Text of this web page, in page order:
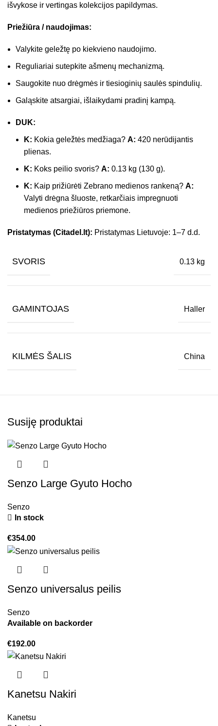
išvykose ir vertingas kolekcijos papildymas.
Priežiūra / naudojimas:
Valykite geležtę po kiekvieno naudojimo.
Reguliariai sutepkite ašmenų mechanizmą.
Saugokite nuo drėgmės ir tiesioginių saulės spindulių.
Galąskite atsargiai, išlaikydami pradinį kampą.
DUK:
K: Kokia geležtės medžiaga? A: 420 nerūdijantis
plienas.
K: Koks peilio svoris? A: 0.13 kg (130 g).
K: Kaip prižiūrėti Zebrano medienos rankeną? A:
Valyti drėgna šluoste, retkarčiais impregnuoti
medienos priežiūros priemone.
Pristatymas (Citadel.lt): Pristatymas Lietuvoje: 1–7 d.d.
SVORIS 0.13 kg
GAMINTOJAS Haller
KILMĖS ŠALIS China
Susiję produktai
Senzo Large Gyuto Hocho
Senzo
In stock
€354.00
Senzo universalus peilis
Senzo
Available on backorder
€192.00
Kanetsu Nakiri
Kanetsu